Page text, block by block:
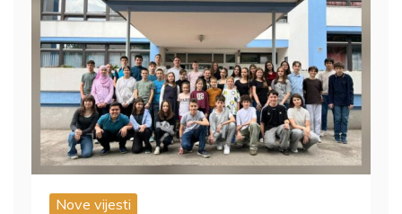
Nove vijesti